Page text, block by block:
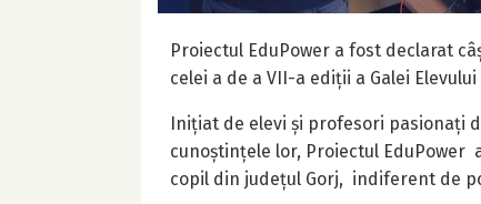
Proiectul EduPower a fost declarat
celei a de a VII-a ediții a Galei
Inițiat de elevi și profesori pasionați
cunoștințele lor, Proiectul EduPower
copil din județul Gorj, indiferent de